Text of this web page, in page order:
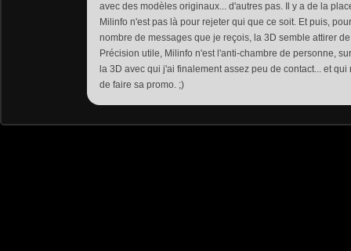
avec des modèles originaux... d'autres pas. Il y a de la
Milinfo n'est pas là pour rejeter qui que ce soit. Et puis,
nombre de messages que je reçois, la 3D semble attirer
Précision utile, Milinfo n'est l'anti-chambre de personne,
la 3D avec qui j'ai finalement assez peu de contact... et
de faire sa promo. ;)